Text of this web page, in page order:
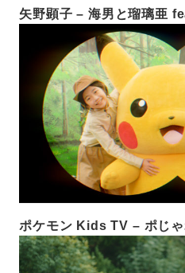
矢野顕子 – 海男と瑠璃亜
ポケモン Kids TV – ポじ